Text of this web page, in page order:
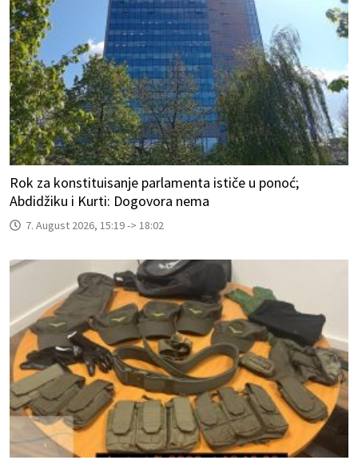
Rok za konstituisanje parlamenta ističe u ponoć;
Abdidžiku i Kurti: Dogovora nema
7. August 2026, 15:19 -> 18:02